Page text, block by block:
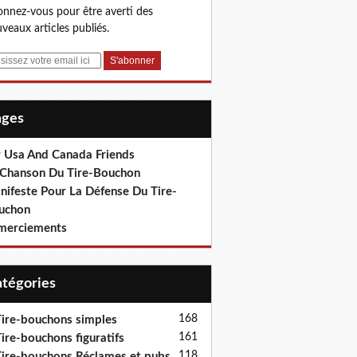
vous pour être averti des
articles publiés.
Usa And Canada Friends
Du Tire-Bouchon
Pour La Défense Du Tire-
bouchons simples 168
bouchons figuratifs 161